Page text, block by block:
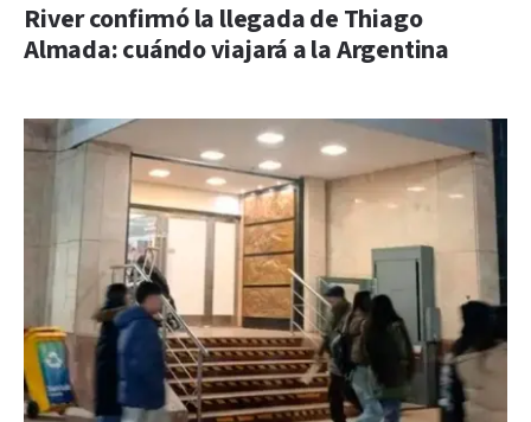
River confirmó la llegada de Thiago
Almada: cuándo viajará a la Argentina